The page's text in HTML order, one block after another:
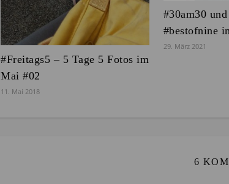
#Freitags5 – 5 Tage 5 Fotos im
Mai #02
11. Mai 2018
#30am30
#bestofnine
29. März 2021
6